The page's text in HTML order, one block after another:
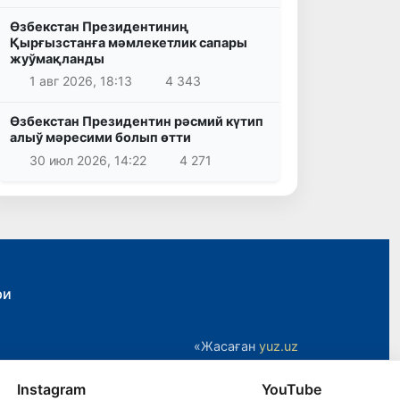
Өзбекстан Президентиниң
Қырғызстанға мәмлекетлик сапары
жуўмақланды
1 авг 2026, 18:13
4 343
Өзбекстан Президентин рәсмий күтип
алыў мәресими болып өтти
30 июл 2026, 14:22
4 271
«Жасаған yuz.uz
Instagram YouTube